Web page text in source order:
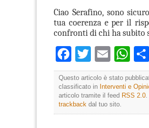
Ciao Serafino, sono
tua coerenza e per il
confronti di chi ha subito
Facebook
TwitterEmail
Questo articolo è stato
classificato in Interventi e
articolo tramite il feed RSS 2.0.
trackback dal tuo sito.